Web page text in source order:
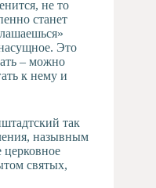
не то
станет
Это
– можно
к нему и
так
назывным
святых,